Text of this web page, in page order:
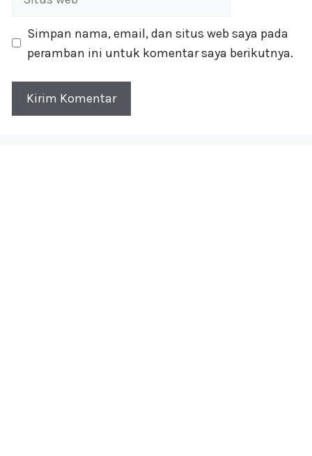
Simpan nama, email, dan situs web saya pada
peramban ini untuk komentar saya berikutnya.